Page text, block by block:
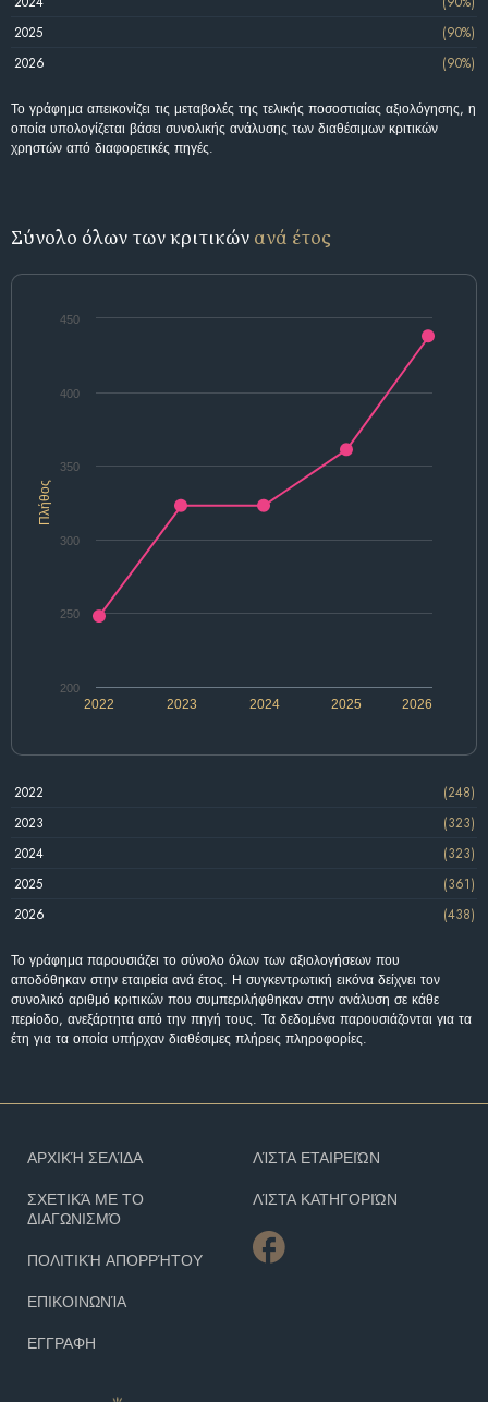
2025
(90%)
2026
(90%)
Το γράφημα απεικονίζει τις μεταβολές της τελικής ποσοστιαίας αξιολόγησης, η
οποία υπολογίζεται βάσει συνολικής ανάλυσης των διαθέσιμων κριτικών
χρηστών από διαφορετικές πηγές.
Σύνολο όλων των κριτικών ανά έτος
Πλήθος
2025
2022 2023 2024 2026
200
250
300
350
400
450
2022
(248)
2023
(323)
2024
(323)
2025
(361)
2026
(438)
Το γράφημα παρουσιάζει το σύνολο όλων των αξιολογήσεων που
αποδόθηκαν στην εταιρεία ανά έτος. Η συγκεντρωτική εικόνα δείχνει τον
συνολικό αριθμό κριτικών που συμπεριλήφθηκαν στην ανάλυση σε κάθε
περίοδο, ανεξάρτητα από την πηγή τους. Τα δεδομένα παρουσιάζονται για τα
έτη για τα οποία υπήρχαν διαθέσιμες πλήρεις πληροφορίες.
ΑΡΧΙΚΉ ΣΕΛΊΔΑ
ΣΧΕΤΙΚΆ ΜΕ ΤΟ
ΔΙΑΓΩΝΙΣΜΌ
ΠΟΛΙΤΙΚΉ ΑΠΟΡΡΉΤΟΥ
ΕΠΙΚΟΙΝΩΝΊΑ
ΕΓΓΡΑΦΗ
ΛΊΣΤΑ ΕΤΑΙΡΕΙΏΝ
ΛΊΣΤΑ ΚΑΤΗΓΟΡΙΏΝ